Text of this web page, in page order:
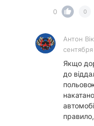
0
0
Антон
Якщо
до